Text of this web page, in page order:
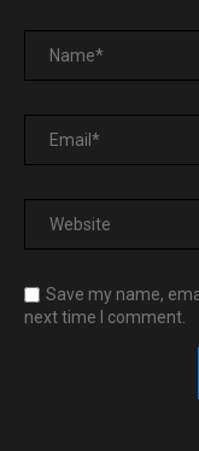
Save my name,
next time I comment.